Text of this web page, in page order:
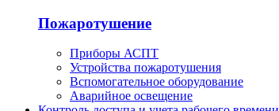
Пожаротушение
Приборы АСПТ
Устройства пожаротушения
Вспомогательное оборудование
Аварийное освещение